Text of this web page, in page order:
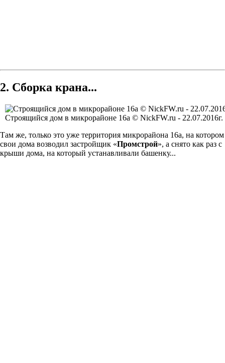
2. Сборка крана...
Строящийся дом в микрорайоне 16а © NickFW.ru - 22.07.2016г.
Там же, только это уже территория микрорайона 16а, на котором
свои дома возводил застройщик «Промстрой», а снято как раз с
крыши дома, на который устанавливали башенку...